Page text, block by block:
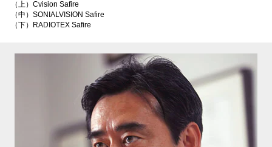
（上）Cvision Safire
（中）SONIALVISION Safire
（下）RADIOTEX Safire